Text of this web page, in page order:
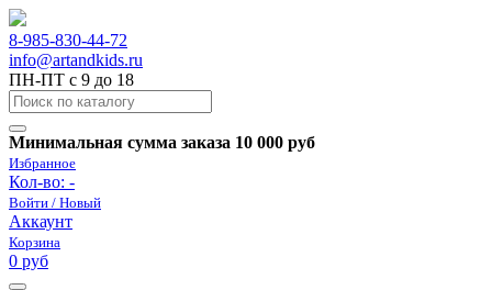
8-985-830-44-72
info@artandkids.ru
ПН-ПТ с 9 до 18
Минимальная сумма заказа 10 000 руб
Избранное
Кол-во: -
Войти / Новый
Аккаунт
Корзина
0 руб